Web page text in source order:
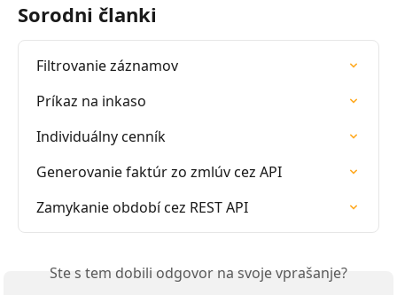
Sorodni članki
Filtrovanie záznamov
Príkaz na inkaso
Individuálny cenník
Generovanie faktúr zo zmlúv cez API
Zamykanie období cez REST API
Ste s tem dobili odgovor na svoje vprašanje?